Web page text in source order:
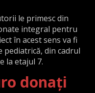
le primesc din
integral pentru
în acest sens va fi
pediatrică, din cadrul
la etajul 7.
donați